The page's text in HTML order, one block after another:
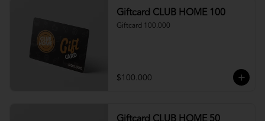
Giftcard CLUB HOME 100
Giftcard 100.000
$100.000